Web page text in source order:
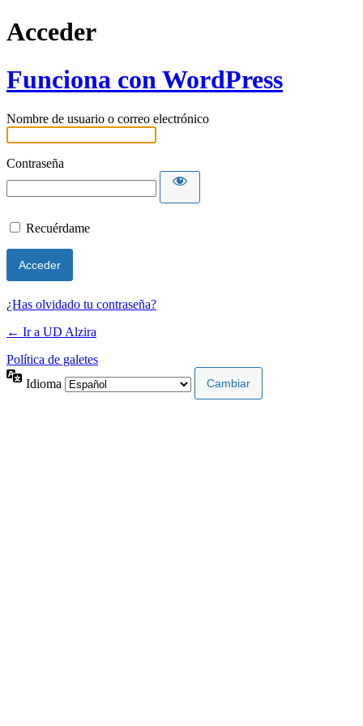
Acceder
Funciona con WordPress
Nombre de usuario o correo electrónico
Contraseña
Recuérdame
¿Has olvidado tu contraseña?
← Ir a UD Alzira
Política de galetes
Idioma